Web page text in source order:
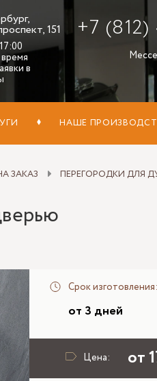
151
в
+7
НАШЕ
ЗАКАЗ
ПЕРЕГОРОДКИ ДЛЯ
Срок изготовления:
от 3 дней
Цена: от